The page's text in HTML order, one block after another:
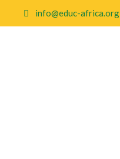
info@educ-africa.org